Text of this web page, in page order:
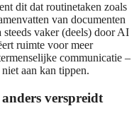
dit dat routinetaken zoals
van documenten
steeds vaker (deels) door AI
ruimte voor meer
communicatie –
aan kan tippen.
verspreidt